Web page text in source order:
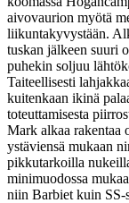
aivovaurion myötä
liikuntakyvystään.
tuskan jälkeen suuri
puhekin soljuu
Taiteellisesti
kuitenkaan ikinä
toteuttamisesta
Mark alkaa rakentaa
ystäviensä mukaan
pikkutarkoilla
minimuodossa
niin Barbiet kuin